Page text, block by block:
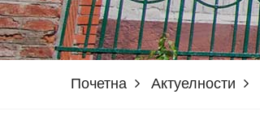
Почетна Актуелности